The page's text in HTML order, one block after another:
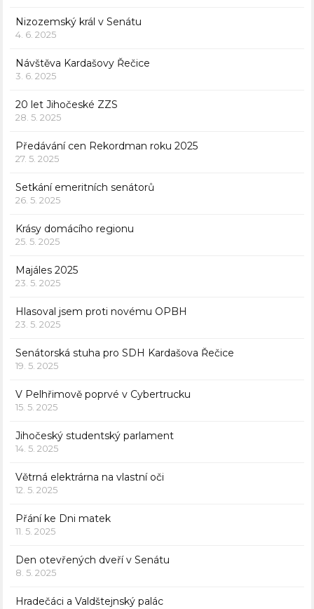
Nizozemský král v Senátu
4. 6. 2025
Návštěva Kardašovy Řečice
3. 6. 2025
20 let Jihočeské ZZS
28. 5. 2025
Předávání cen Rekordman roku 2025
27. 5. 2025
Setkání emeritních senátorů
26. 5. 2025
Krásy domácího regionu
25. 5. 2025
Majáles 2025
23. 5. 2025
Hlasoval jsem proti novému OPBH
23. 5. 2025
Senátorská stuha pro SDH Kardašova Řečice
19. 5. 2025
V Pelhřimově poprvé v Cybertrucku
15. 5. 2025
Jihočeský studentský parlament
14. 5. 2025
Větrná elektrárna na vlastní oči
12. 5. 2025
Přání ke Dni matek
11. 5. 2025
Den otevřených dveří v Senátu
8. 5. 2025
Hradečáci a Valdštejnský palác